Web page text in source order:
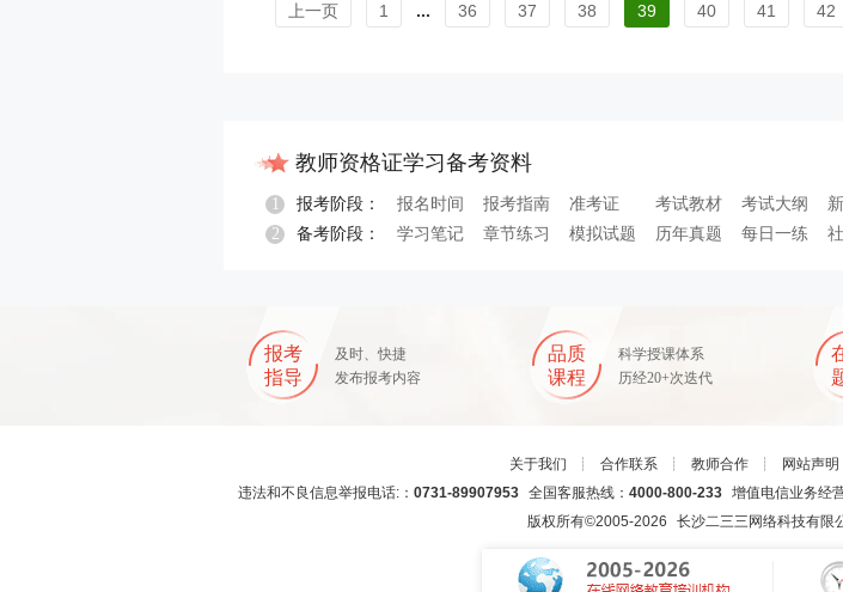
上一页 1 ... 36 37 38 39 40 41 42
教师资格证学习备考资料
1 报考阶段： 报名时间 报考指南 准考证 考试教材 考试大纲
报名指导
2 备考阶段： 学习笔记 章节练习 模拟试题 历年真题 每日一练
报考
指导
及时、快捷
发布报考内容
品质
课程
科学授课体系
历经20+次迭代
关于我们 ┊ 合作联系 ┊ 教师合作 ┊ 网站声明
违法和不良信息举报电话:： 0731-89907953全国客服热线： 4000-800-233增值电信业务经
版权所有©2005-2026 长沙二三三网络科技有限